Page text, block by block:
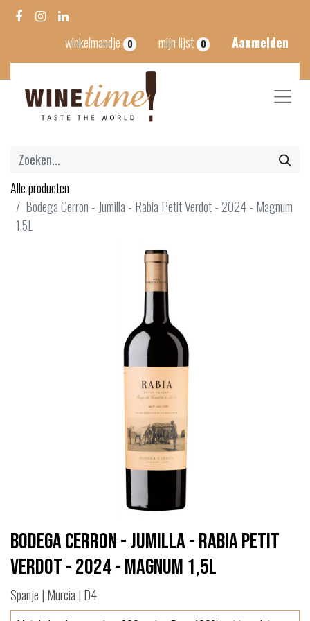
winkelmandje 0 mijn lijst 0 Aanmelden
Alle producten
Bodega Cerron - Jumilla - Rabia Petit Verdot - 2024 - Magnum
1,5L
Bodega Cerron - Jumilla - Rabia Petit
Verdot - 2024 - Magnum 1,5L
Spanje | Murcia | D4